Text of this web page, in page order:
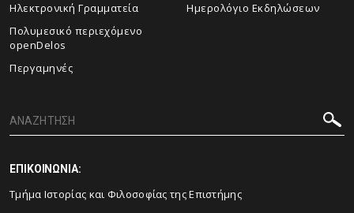
Ηλεκτρονική Γραμματεία
Πολυμεσικό περιεχόμενο
openDelos
Περγαμηνές
Ημερολόγιο Εκδηλώσεων
ΕΠΙΚΟΙΝΩΝΙΑ:
Τμήμα Ιστορίας και Φιλοσοφίας της Επιστήμης